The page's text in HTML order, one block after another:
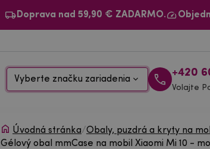
Doprava nad 59,90 € ZADARMO.
Vyberte značku zariadenia
+420
Volajte
Úvodná stránka/Obaly, puzdrá a kryty na
Gélový obal mmCase na mobil Xiaomi Mi 10 -